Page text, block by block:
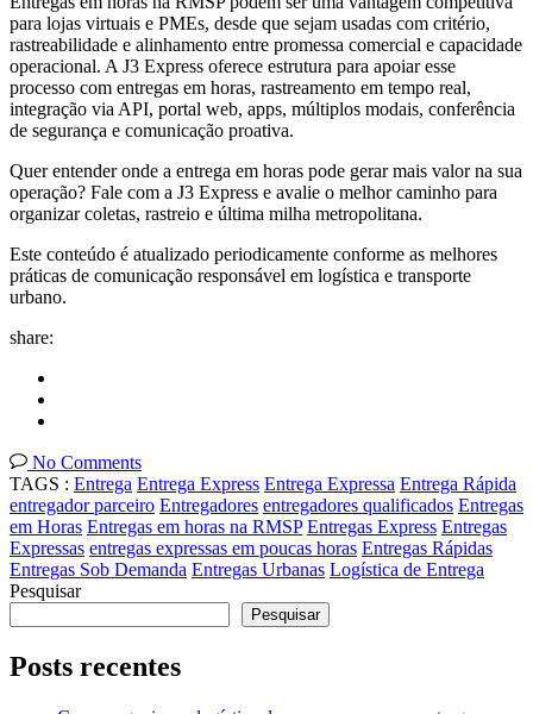
para lojas virtuais e PMEs, desde que sejam usadas com critério,
rastreabilidade e alinhamento entre promessa comercial e capacidade
operacional. A J3 Express oferece estrutura para apoiar esse
processo com entregas em horas, rastreamento em tempo real,
integração via API, portal web, apps, múltiplos modais, conferência
de segurança e comunicação proativa.
Quer entender onde a entrega em horas pode gerar mais valor na sua
operação? Fale com a J3 Express e avalie o melhor caminho para
organizar coletas, rastreio e última milha metropolitana.
Este conteúdo é atualizado periodicamente conforme as melhores
práticas de comunicação responsável em logística e transporte
urbano.
share:
No Comments
TAGS : Entrega Entrega Express Entrega Expressa Entrega Rápida
entregador parceiro Entregadores entregadores qualificados Entregas
em Horas Entregas em horas na RMSP Entregas Express Entregas
Expressas entregas expressas em poucas horas Entregas Rápidas
Entregas Sob Demanda Entregas Urbanas Logística de Entrega
Pesquisar
Pesquisar
Posts recentes